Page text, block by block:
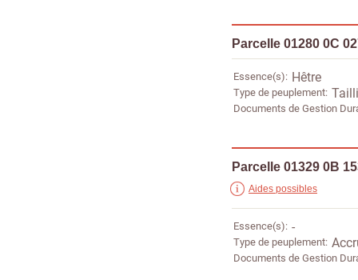
Parcelle 01280 0C
Essence(s) Hêtre
Type de peuplement
Documents de Gestion
Parcelle 01329 0B
Aides possibles
Essence(s) -
Type de peuplement
Documents de Gestion